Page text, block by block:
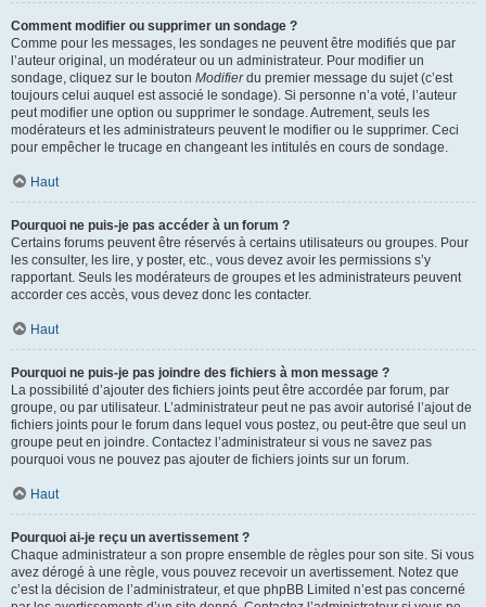
Comment modifier ou supprimer un sondage ?
Comme pour les messages, les sondages ne peuvent être modifiés que par
l’auteur original, un modérateur ou un administrateur. Pour modifier un
sondage, cliquez sur le bouton Modifierdu premier message du sujet (c’est
toujours celui auquel est associé le sondage). Si personne n’a voté, l’auteur
peut modifier une option ou supprimer le sondage. Autrement, seuls les
modérateurs et les administrateurs peuvent le modifier ou le supprimer. Ceci
pour empêcher le trucage en changeant les intitulés en cours de sondage.
Haut
Pourquoi ne puis-je pas accéder à un forum ?
Certains forums peuvent être réservés à certains utilisateurs ou groupes. Pour
les consulter, les lire, y poster, etc., vous devez avoir les permissions s’y
rapportant. Seuls les modérateurs de groupes et les administrateurs peuvent
accorder ces accès, vous devez donc les contacter.
Haut
Pourquoi ne puis-je pas joindre des fichiers à mon message ?
La possibilité d’ajouter des fichiers joints peut être accordée par forum, par
groupe, ou par utilisateur. L’administrateur peut ne pas avoir autorisé l’ajout de
fichiers joints pour le forum dans lequel vous postez, ou peut-être que seul un
groupe peut en joindre. Contactez l’administrateur si vous ne savez pas
pourquoi vous ne pouvez pas ajouter de fichiers joints sur un forum.
Haut
Pourquoi ai-je reçu un avertissement ?
Chaque administrateur a son propre ensemble de règles pour son site. Si vous
avez dérogé à une règle, vous pouvez recevoir un avertissement. Notez que
c’est la décision de l’administrateur, et que phpBB Limited n’est pas concerné